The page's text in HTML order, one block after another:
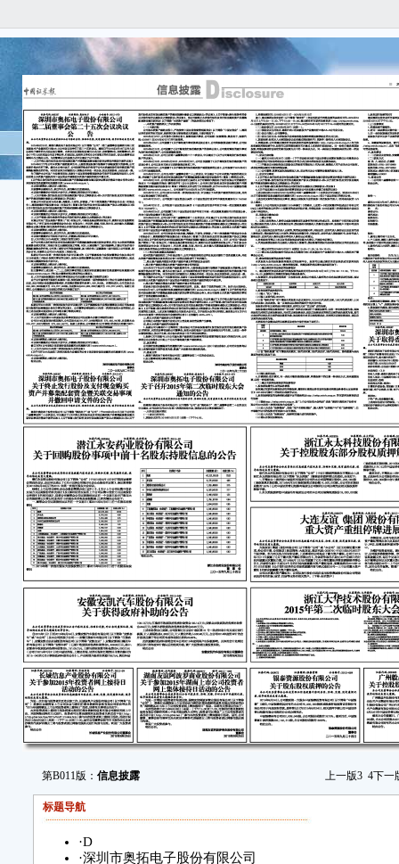
第B011版： 信息披露 上一版3 4下一
标题导航
·D
·深圳市奥拓电子股份有限公司
号：
实、
遗漏
司”
公司
押给
集团
本的
有限
公司
术产
情形